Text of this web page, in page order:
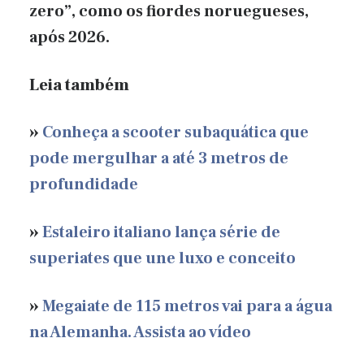
zero”, como os fiordes noruegueses,
após 2026.
Leia também
» Conheça a scooter subaquática que
pode mergulhar a até 3 metros de
profundidade
»Estaleiro italiano lança série de
superiates que une luxo e conceito
»Megaiate de 115 metros vai para a água
na Alemanha. Assista ao vídeo